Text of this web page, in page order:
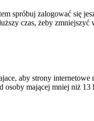
spróbuj zalogować się
czas, żeby zmniejszyć
aby strony internetowe
mającej mniej niż